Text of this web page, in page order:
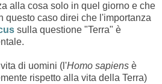
alla cosa solo in quel giorno e che
questo caso direi che l'importanza
sulla questione "Terra" è
di uomini (l'Homo sapiens è
rispetto alla vita della Terra)